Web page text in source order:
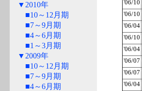
▼2010年
■10～12月期
■7～9月期
■4～6月期
■1～3月期
▼2009年
■10～12月期
■7～9月期
■4～6月期
'06/10
'06/10
'06/04
'06/10
'06/04
'06/07
'06/07
'06/04